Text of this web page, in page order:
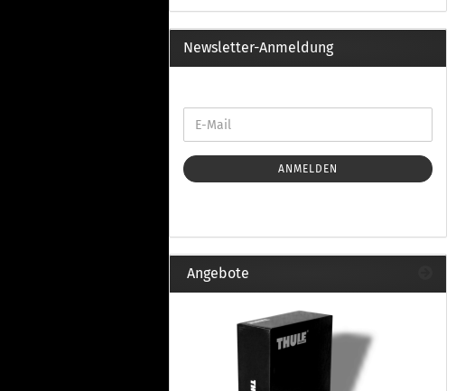
Thule Kits
Thule
Fußsatz
integrierter
Fußsatz
Wintersport anzeigen
Dachskiträger
Zubehör
Thule
Gepäck
Newsletter-Anmeldung
ANMELDEN
Angebote